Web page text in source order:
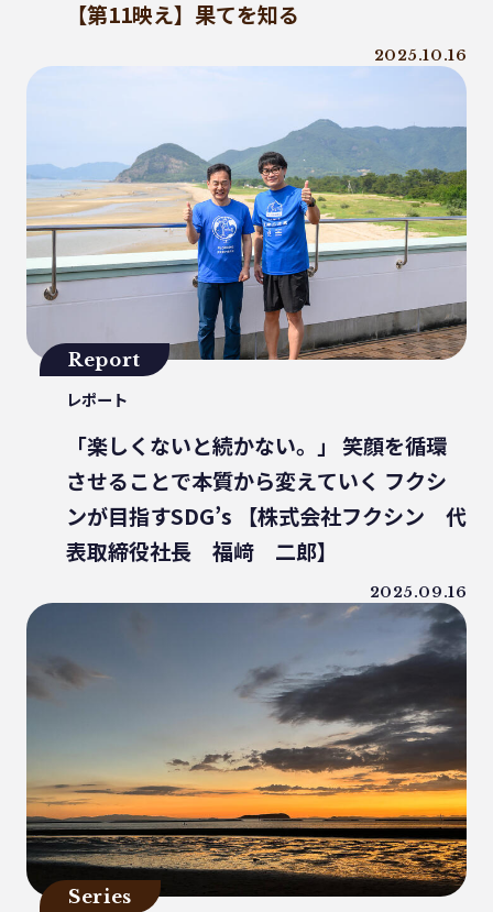
ファッションロス
チャイナプラス
産廃
レクザムボールパーク丸亀
OPP
食料自給率
固形燃料
アライドコーヒー
持続可能
グリーンプリンティング
チャック付き袋
レジ袋
香川オリーブガイナーズ
アーキペラゴ
グリーン焙煎
町中華
蚤の市
イオン
海洋汚染
トリゼンクオリティオーシャンズ
痛風鍋
プラゴミ
親子 三豊市
PP
増肉係数
イオンレイクタウン
トンネルコンポスト方式
プラスチックごみ削減
【第11映え】果てを知る
2025.10.16
Report
レポート
「楽しくないと続かない。」 笑顔を循環
させることで本質から変えていく フクシ
ンが目指すSDG’s 【株式会社フクシン 代
表取締役社長 福﨑 二郎】
2025.09.16
Series